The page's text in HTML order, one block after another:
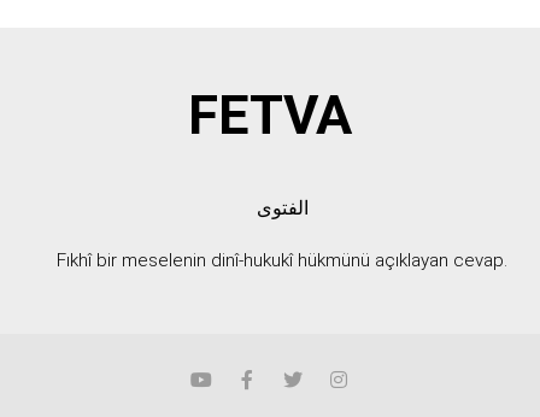
FETVA
الفتوى
Fıkhî bir meselenin dinî-hukukî hükmünü açıklayan cevap.